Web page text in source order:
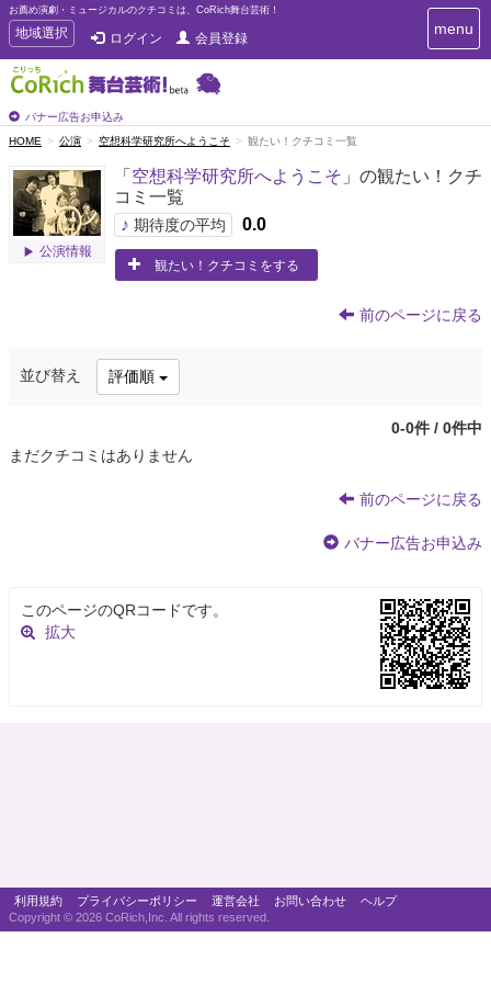
お薦め演劇・ミュージカルのクチコミは、CoRich舞台芸術！
T
o
g
g
e
n
v
i
g
a
地域選択 ログイン 会員登録
バナー広告お申込み
T
o
a
i
menu
HOME 公演 空想科学研究所へようこそ 観たい！クチコミ一覧
公演情報
「 空想科学研究所へようこそ 」の観たい！クチ
コミ一覧
♪ 期待度の平均 0.0
観たい！クチコミをする
前のページに戻る
並び替え 評価順
0-0件 / 0件中
まだクチコミはありません
前のページに戻る
バナー広告お申込み
このページのQRコードです。
拡大
利用規約 プライバシーポリシー 運営会社 お問い合わせ
ヘルプ
Copyright © 2026 CoRich,Inc. All rights reserved.